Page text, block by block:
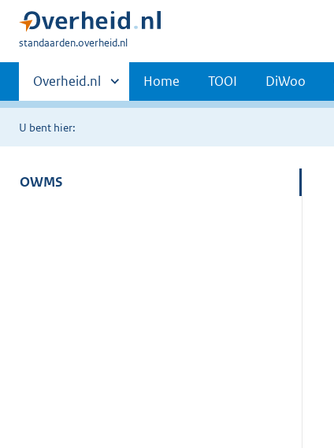
U
hier:
standaarden.overheid.nl
Primaire
navigatie
Andere
sites
binnen
Overheid.nl Home TOOI DiWoo
U bent hier:
OWMS